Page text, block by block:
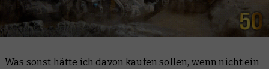
Was sonst hätte ich davon kaufen sollen, wenn nicht ein